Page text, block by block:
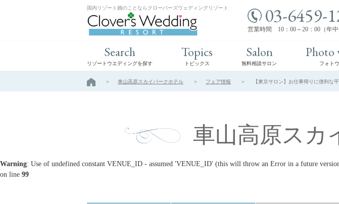
国内リゾート婚のことならクローバーズウェディングリゾート 03-6459-
営業時間 10：00～20：00（年中
Search
リゾートウエディングを探す
Topics
トピックス
Salon
無料相談サロン
Photo
フォト
車山高原スカイパークホテル フェア情報 【東京サロン】お仕事帰りに便利な
車山高原スカ
Warning: Use of undefined constant VENUE_ID - assumed 'VENUE_ID' (this will throw an Error in a future
on line 99